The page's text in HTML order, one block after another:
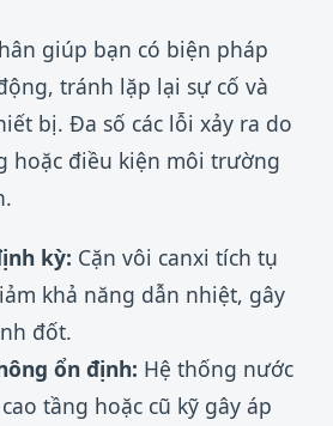
giúp bạn có biện pháp
tránh lặp lại sự cố và
bị. Đa số các lỗi xảy ra do
hoặc điều kiện môi trường
kỳ: Cặn vôi canxi tích tụ
khả năng dẫn nhiệt, gây
đốt.
ổn định: Hệ thống nước
tầng hoặc cũ kỹ gây áp